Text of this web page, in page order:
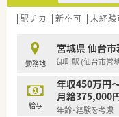
駅チカ 新卒可 未経験
勤務地
宮城県 仙台
卸町駅 (仙台市営
給与
年収450万円
月給375,000
年齢・経験を考慮